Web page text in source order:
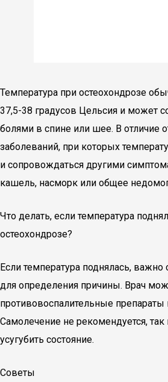
Температура при остеохондрозе
37,5-38 градусов Цельсия и может
болями в спине или шее. В отличие
заболеваний, при которых
и сопровождаться другими
кашель, насморк или общее
Что делать, если температура
остеохондрозе?
Если температура поднялась, важно
для определения причины. Врач
противовоспалительные
Самолечение не рекомендуется,
усугубить состояние.
Советы